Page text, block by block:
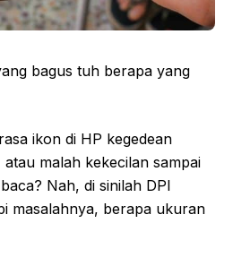
bagus tuh berapa yang
ikon di HP kegedean
malah kekecilan sampai
Nah, di sinilah DPI
masalahnya, berapa ukuran